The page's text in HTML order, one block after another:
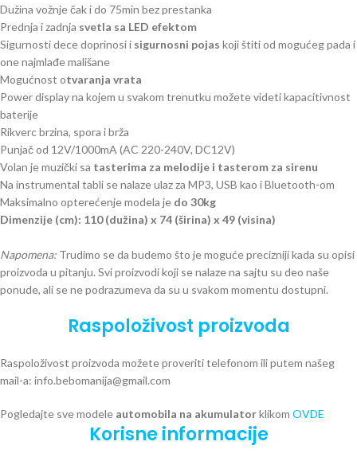
Dužina vožnje čak i do 75min bez prestanka
Prednja i zadnja svetla sa LED efektom
Sigurnosti dece doprinosi i sigurnosni pojas koji štiti od mogućeg pada i
one najmlađe mališane
Mogućnost otvaranja vrata
Power display na kojem u svakom trenutku možete videti kapacitivnost
baterije
Rikverc brzina, spora i brža
Punjač od 12V/1000mA (AC 220-240V, DC12V)
Volan je muzički sa tasterima za melodije i tasterom za sirenu
Na instrumental tabli se nalaze ulaz za MP3, USB kao i Bluetooth-om
Maksimalno opterećenje modela je do 30kg
Dimenzije (cm): 110 (dužina) x 74 (širina) x 49 (visina)
Napomena: Trudimo se da budemo što je moguće precizniji kada su opisi
proizvoda u pitanju. Svi proizvodi koji se nalaze na sajtu su deo naše
ponude, ali se ne podrazumeva da su u svakom momentu dostupni.
Raspoloživost proizvoda
Raspoloživost proizvoda možete proveriti telefonom ili putem našeg
mail-a: info.bebomanija@gmail.com
Pogledajte sve modele automobila na akumulatorklikom OVDE
Korisne informacije